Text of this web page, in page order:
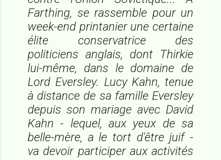
Farthing, se rassemble pour un
week-end printanier une certaine
élite conservatrice des
politiciens anglais, dont Thirkie
lui-même, dans le domaine de
Lord Eversley. Lucy Kahn, tenue
à distance de sa famille Eversley
depuis son mariage avec David
Kahn - lequel, aux yeux de sa
belle-mère, a le tort d'être juif -
va devoir participer aux activités